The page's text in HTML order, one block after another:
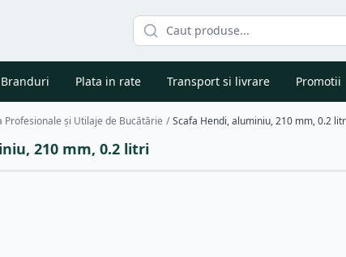
Branduri Plata in rate Transport si livrare Promotii
Profesionale și Utilaje de Bucătărie / Scafa Hendi, aluminiu, 210 mm, 0.2
210 mm, 0.2 litri